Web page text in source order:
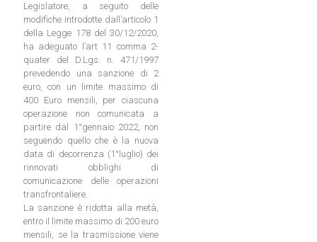
Legislatore, a seguito delle
modifiche introdotte dall’articolo 1
della Legge 178 del 30/12/2020,
ha adeguato l’art 11 comma 2-
quater del D.Lgs. n. 471/1997
prevedendo una sanzione di 2
euro, con un limite massimo di
400 Euro mensili, per ciascuna
operazione non comunicata a
partire dal 1°gennaio 2022, non
seguendo quello che è la nuova
data di decorrenza (1°luglio) dei
rinnovati obblighi di
comunicazione delle operazioni
transfrontaliere.
La sanzione è ridotta alla metà,
entro il limite massimo di 200 euro
mensili, se la trasmissione viene